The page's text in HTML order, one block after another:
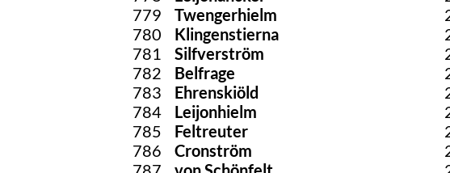
779
Twengerhielm
780
Klingenstierna
781
Silfverström
782
Belfrage
783
Ehrenskiöld
784
Leijonhielm
785
Feltreuter
786
Cronström